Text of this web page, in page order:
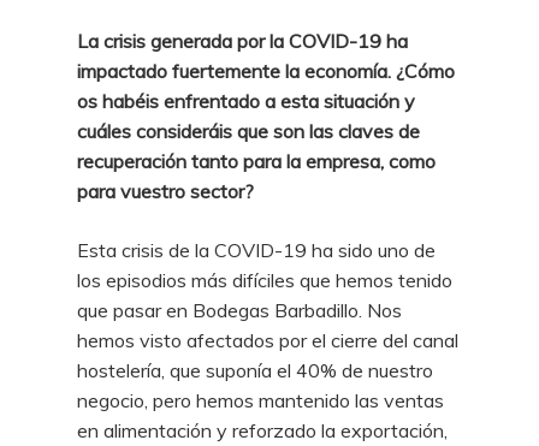
La crisis generada por la COVID-19 ha
impactado fuertemente la economía. ¿Cómo
os habéis enfrentado a esta situación y
cuáles consideráis que son las claves de
recuperación tanto para la empresa, como
para vuestro sector?
Esta crisis de la COVID-19 ha sido uno de
los episodios más difíciles que hemos tenido
que pasar en Bodegas Barbadillo. Nos
hemos visto afectados por el cierre del canal
hostelería, que suponía el 40% de nuestro
negocio, pero hemos mantenido las ventas
en alimentación y reforzado la exportación,